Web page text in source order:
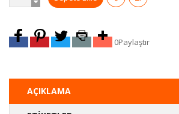
0Paylaştır
AÇIKLAMA